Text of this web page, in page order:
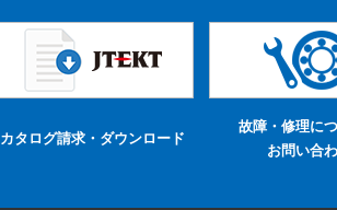
カタログ請求・ダウンロード
故障・修理に
お問い合